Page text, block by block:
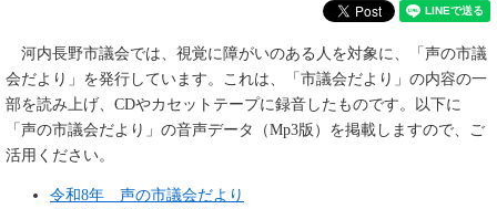
河内長野市議会では、視覚に障がいのある人を対象に、「声の市議
会だより」を発行しています。これは、「市議会だより」の内容の一
部を読み上げ、CDやカセットテープに録音したものです。以下に
「声の市議会だより」の音声データ（Mp3版）を掲載しますので、ご
活用ください。
令和8年 声の市議会だより